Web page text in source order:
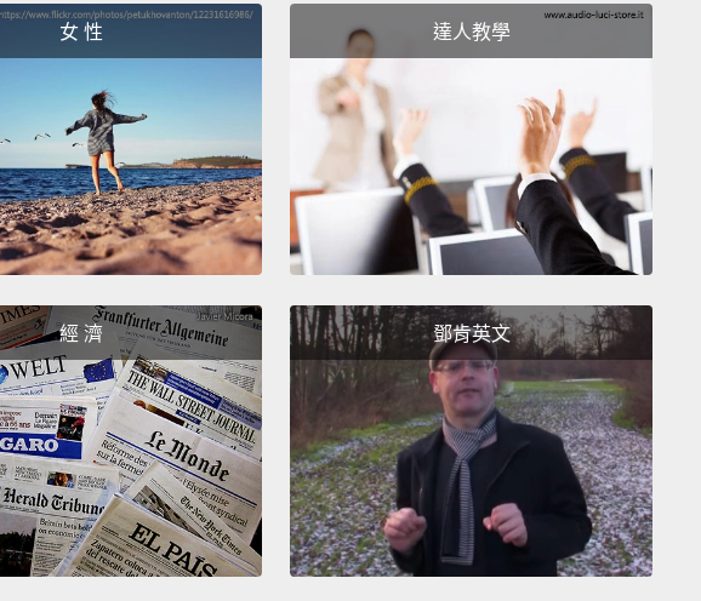
事實上，因為華麗外表的國家可以這麼便宜地借錢，實際上往
往認為維持赤字是理所當然。這樣做的原因是，從長遠來看，
我們的經濟能夠增長得比那些我們為了支付經濟成長而不停獲
得的、非常便宜的債務要快得多。
So that is not inherently bad for nations. The famous
example for this is that in 1945 the United States had a
debt that was more than one hundred percent of its GDP,
and our deficit was more than twenty percent of our GDP,
and that level of debt immediately preceded the largest
expansion of our economy in history, also the largest
expansion of our waistlines in history. Yes, that's funny,
we did get fat.
所以那對國家來說並非本身就不好的。於此著名的例子是，在
1945年美國有著超過其國內生產毛額的百分之百的債務，而我
們的赤字超過國內生產毛額的20％，這種水平的債務馬上迎來
女 性 達人教學
經 濟 鄧肯英文